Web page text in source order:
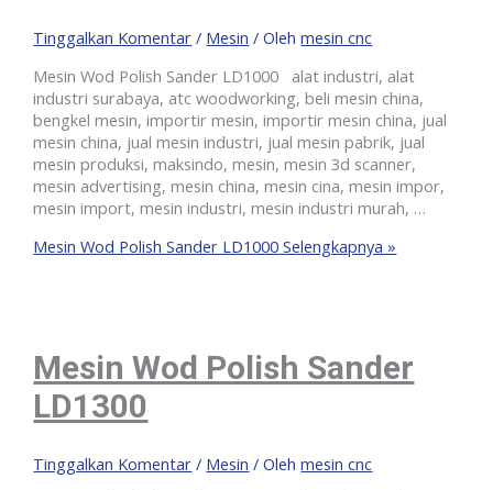
Tinggalkan Komentar / Mesin / Olehmesin cnc
Mesin Wod Polish Sander LD1000 alat industri, alat
industri surabaya, atc woodworking, beli mesin china,
bengkel mesin, importir mesin, importir mesin china, jual
mesin china, jual mesin industri, jual mesin pabrik, jual
mesin produksi, maksindo, mesin, mesin 3d scanner,
mesin advertising, mesin china, mesin cina, mesin impor,
mesin import, mesin industri, mesin industri murah, …
Mesin Wod Polish Sander LD1000 Selengkapnya »
Mesin Wod Polish Sander
LD1300
Tinggalkan Komentar / Mesin / Olehmesin cnc